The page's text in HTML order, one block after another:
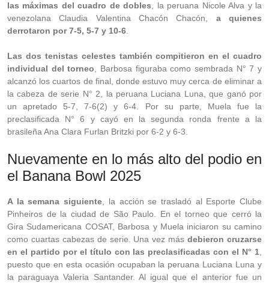
las máximas del cuadro de dobles , la peruana Nicole Alva y la
venezolana Claudia Valentina Chacón Chacón, a quienes
derrotaron por 7-5, 5-7 y 10-6
Las dos tenistas celestes también compitieron en el cuadro
individual del torneo , Barbosa figuraba como sembrada N° 7 y
alcanzó los cuartos de final, donde estuvo muy cerca de eliminar a
la cabeza de serie N° 2, la peruana Luciana Luna, que ganó por
un apretado 5-7, 7-6(2) y 6-4. Por su parte, Muela fue la
preclasificada N° 6 y cayó en la segunda ronda frente a la
brasileña Ana Clara Furlan Britzki por 6-2 y 6-3.
Nuevamente en lo más alto del podio en
el Banana Bowl 2025
A la semana siguiente , la acción se trasladó al Esporte Clube
Pinheiros de la ciudad de São Paulo. En el torneo que cerró la
Gira Sudamericana COSAT, Barbosa y Muela iniciaron su camino
como cuartas cabezas de serie. Una vez másdebieron cruzarse
en el partido por el título con las preclasificadas con el N° 1
puesto que en esta ocasión ocupaban la peruana Luciana Luna y
la paraguaya Valeria Santander. Al igual que el anterior fue un